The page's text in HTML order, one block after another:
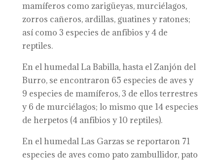
mamíferos como zarigüeyas, murciélagos,
zorros cañeros, ardillas, guatines y ratones;
así como 3 especies de anfibios y 4 de
reptiles.
En el humedal La Babilla, hasta el Zanjón del
Burro, se encontraron 65 especies de aves y
9 especies de mamíferos, 3 de ellos terrestres
y 6 de murciélagos; lo mismo que 14 especies
de herpetos (4 anfibios y 10 reptiles).
En el humedal Las Garzas se reportaron 71
especies de aves como pato zambullidor, pato